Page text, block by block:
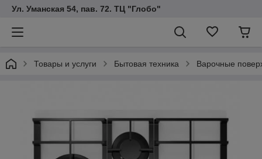
Ул. Уманская 54, пав. 72. ТЦ "Глобо"
Товары и услуги Бытовая техника Варочные